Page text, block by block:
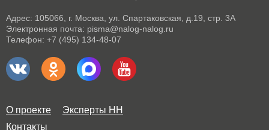
Адрес: 105066, г. Москва, ул. Спартаковская, д.19, стр. 3А
Электронная почта: pisma@nalog-nalog.ru
Телефон: +7 (495) 134-48-07
О проекте
Эксперты НН
Контакты